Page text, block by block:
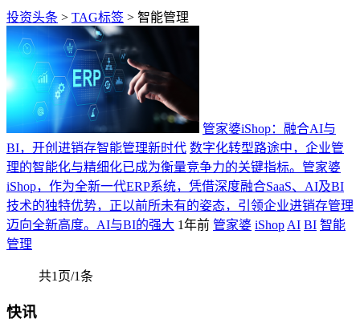
投资头条 > TAG标签 > 智能管理
管家婆iShop：融合AI与
BI，开创进销存智能管理新时代 数字化转型路途中，企业管
理的智能化与精细化已成为衡量竞争力的关键指标。管家婆
iShop，作为全新一代ERP系统，凭借深度融合SaaS、AI及BI
技术的独特优势，正以前所未有的姿态，引领企业进销存管理
迈向全新高度。AI与BI的强大 1年前 管家婆 iShop AI BI 智能
管理
共1页/1条
快讯